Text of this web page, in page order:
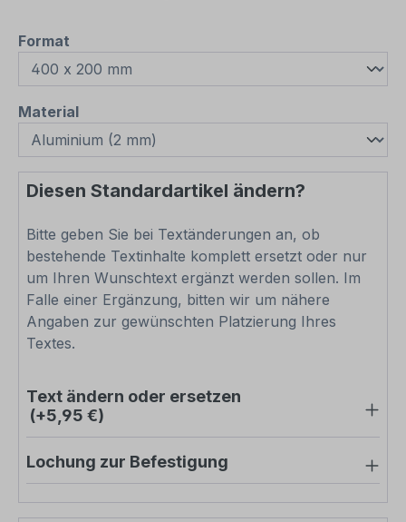
Format
Materialauswählen
Diesen Standardartikel ändern?
Bitte geben Sie bei Textänderungen an, ob
bestehende Textinhalte komplett ersetzt oder nur
um Ihren Wunschtext ergänzt werden sollen. Im
Falle einer Ergänzung, bitten wir um nähere
Angaben zur gewünschten Platzierung Ihres
Textes.
Text ändern oder ersetzen
(+5,95 €)
Lochung zur Befestigung